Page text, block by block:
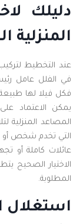
دليلك
المنزلية
عند التخطيط
في الفلل عامل
فكل فيلا لها
يمكن الاعتماد
المصاعد المنزلية
التي تخدم شخص أو
عائلات كاملة أو
الاختيار الصحيح
المطلوبة.
استغلال